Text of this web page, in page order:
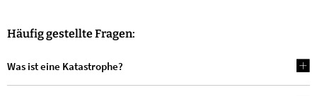
Häufig gestellte Fragen:
Was ist eine Katastrophe?